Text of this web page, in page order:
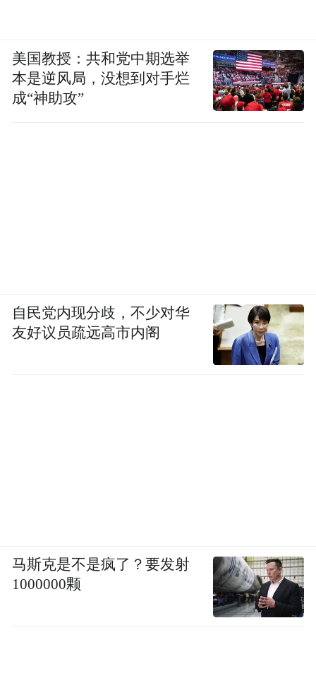
美国教授：共和党中期选举
本是逆风局，没想到对手烂
成“神助攻”
自民党内现分歧，不少对华
友好议员疏远高市内阁
马斯克是不是疯了？要发射
1000000颗